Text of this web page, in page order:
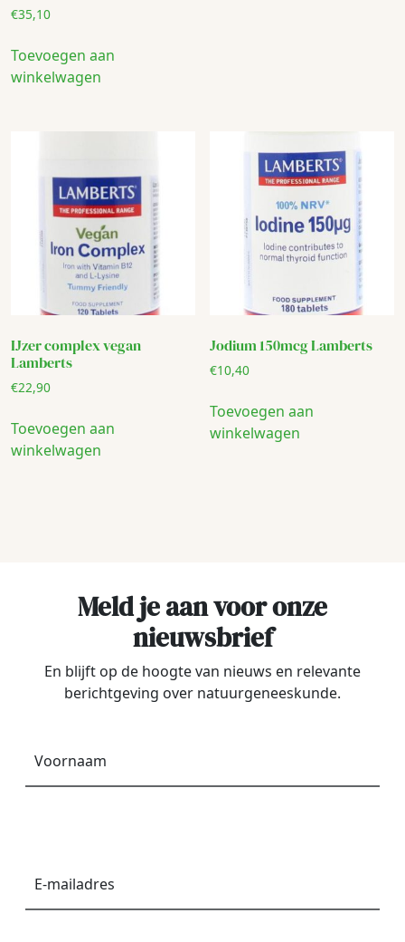
€35,10
Toevoegen aan
winkelwagen
IJzer complex vegan
Lamberts
€22,90
Toevoegen aan
winkelwagen
Jodium 150mcg Lamberts
€10,40
Toevoegen aan
winkelwagen
Meld je aan voor onze
nieuwsbrief
En blijft op de hoogte van nieuws en relevante
berichtgeving over natuurgeneeskunde.